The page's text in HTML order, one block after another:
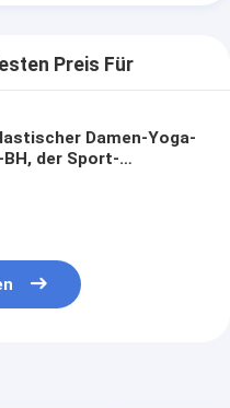
Preis Für
Damen-Yoga-
der Sport-